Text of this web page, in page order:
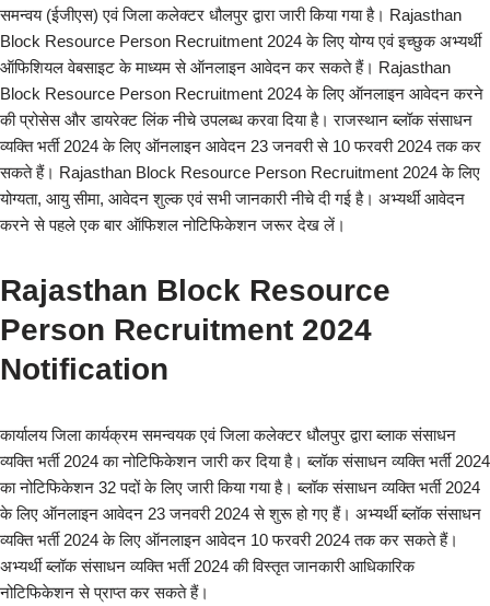
समन्वय (ईजीएस) एवं जिला कलेक्टर धौलपुर द्वारा जारी किया गया है। Rajasthan
Block Resource Person Recruitment 2024 के लिए योग्य एवं इच्छुक अभ्यर्थी
ऑफिशियल वेबसाइट के माध्यम से ऑनलाइन आवेदन कर सकते हैं। Rajasthan
Block Resource Person Recruitment 2024 के लिए ऑनलाइन आवेदन करने
की प्रोसेस और डायरेक्ट लिंक नीचे उपलब्ध करवा दिया है। राजस्थान ब्लॉक संसाधन
व्यक्ति भर्ती 2024 के लिए ऑनलाइन आवेदन 23 जनवरी से 10 फरवरी 2024 तक कर
सकते हैं। Rajasthan Block Resource Person Recruitment 2024 के लिए
योग्यता, आयु सीमा, आवेदन शुल्क एवं सभी जानकारी नीचे दी गई है। अभ्यर्थी आवेदन
करने से पहले एक बार ऑफिशल नोटिफिकेशन जरूर देख लें।
Rajasthan Block Resource
Person Recruitment 2024
Notification
कार्यालय जिला कार्यक्रम समन्वयक एवं जिला कलेक्टर धौलपुर द्वारा ब्लाक संसाधन
व्यक्ति भर्ती 2024 का नोटिफिकेशन जारी कर दिया है। ब्लॉक संसाधन व्यक्ति भर्ती 2024
का नोटिफिकेशन 32 पदों के लिए जारी किया गया है। ब्लॉक संसाधन व्यक्ति भर्ती 2024
के लिए ऑनलाइन आवेदन 23 जनवरी 2024 से शुरू हो गए हैं। अभ्यर्थी ब्लॉक संसाधन
व्यक्ति भर्ती 2024 के लिए ऑनलाइन आवेदन 10 फरवरी 2024 तक कर सकते हैं।
अभ्यर्थी ब्लॉक संसाधन व्यक्ति भर्ती 2024 की विस्तृत जानकारी आधिकारिक
नोटिफिकेशन से प्राप्त कर सकते हैं।